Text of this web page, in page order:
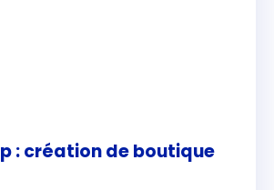
: création de boutique